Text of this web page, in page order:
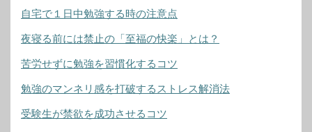
自宅で１日中勉強する時の注意点
夜寝る前には禁止の「至福の快楽」とは？
苦労せずに勉強を習慣化するコツ
勉強のマンネリ感を打破するストレス解消法
受験生が禁欲を成功させるコツ